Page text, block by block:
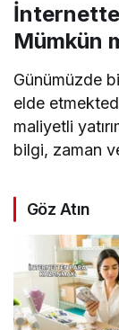
Mümkün
Günümüzde
elde
maliyetli
bilgi, zaman
Göz Atın